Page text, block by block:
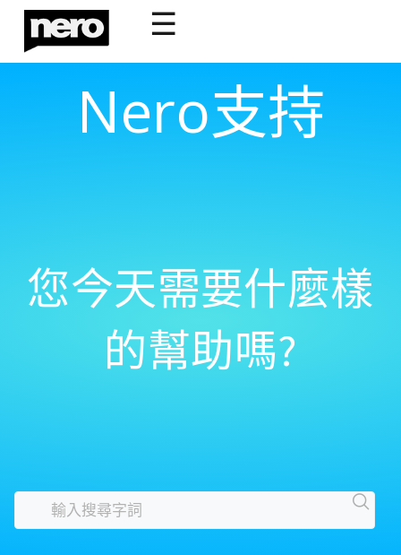
☰
Nero支持
您今天需要什麼樣
的幫助嗎?